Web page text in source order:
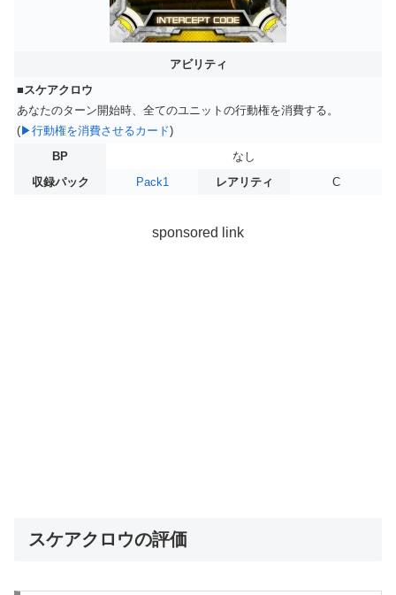
アビリティ
■スケアクロウ
あなたのターン開始時、全てのユニットの行動権を消費する。
(▶行動権を消費させるカード)
BP
なし
収録パック
Pack1 レアリティ C
sponsored link
スケアクロウの評価